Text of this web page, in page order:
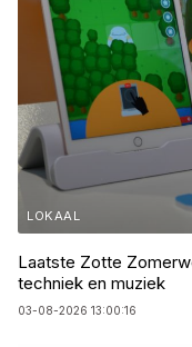
LOKAAL
Laatste Zotte
techniek en muziek
03-08-2026 13:00:16